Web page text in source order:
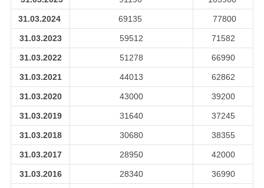
31.03.2024 69135 77800
31.03.2023 59512 71582
31.03.2022 51278 66990
31.03.2021 44013 62862
31.03.2020 43000 39200
31.03.2019 31640 37245
31.03.2018 30680 38355
31.03.2017 28950 42000
31.03.2016 28340 36990